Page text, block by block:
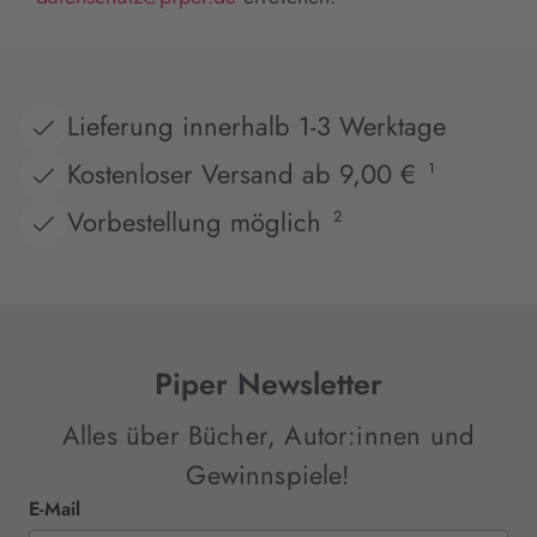
Lieferung innerhalb 1-3 Werktage
Kostenloser Versand ab 9,00 €
1
Vorbestellung möglich 2
Piper Newsletter
Alles über Bücher, Autor:innen und
Gewinnspiele!
E-Mail